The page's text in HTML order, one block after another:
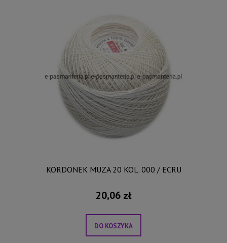
KORDONEK MUZA 20 KOL. 000 / ECRU
20,06 zł
DO KOSZYKA